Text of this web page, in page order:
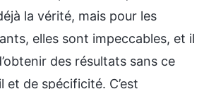
la vérité, mais pour les
elles sont impeccables, et il
des résultats sans ce
et de spécificité. C’est